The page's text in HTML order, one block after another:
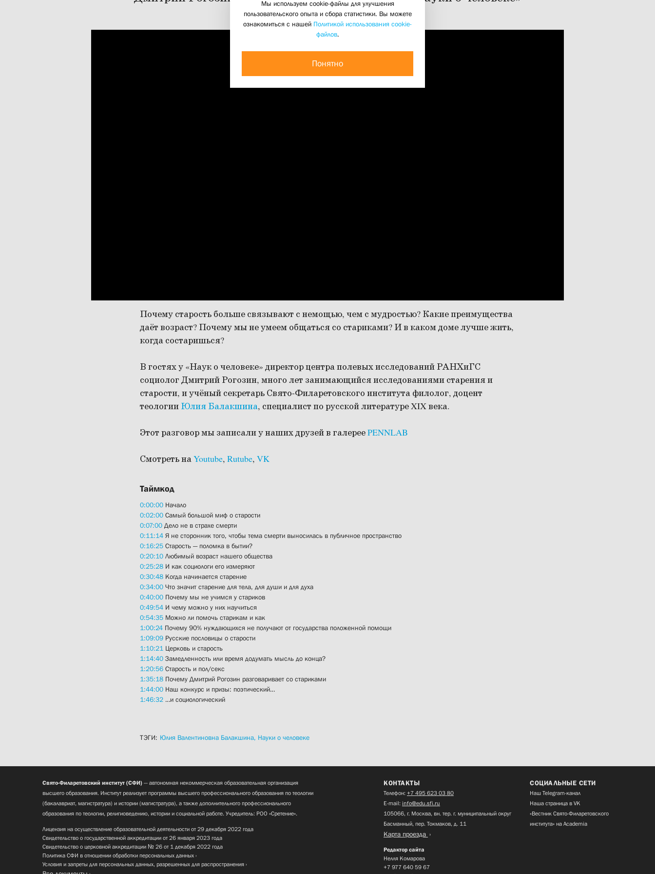
08 октября 2022
Почему старость больше связывают с немощью, чем с мудростью? Какие преимущества
даёт возраст? Почему мы не умеем общаться со стариками? И в каком доме лучше жить,
когда состаришься?
В гостях у «Наук о человеке» директор центра полевых исследований РАНХиГС
социолог Дмитрий Рогозин, много лет занимающийся исследованиями старения и
старости, и учёный секретарь Свято-Филаретовского института филолог, доцент
теологии Юлия Балакшина, специалист по русской литературе XIX века.
Этот разговор мы записали у наших друзей в галерееPENNLAB
Смотреть наYoutube, Rutube, VK
Таймкод
0:00:00 Начало
0:02:00 Самый большой миф о старости
0:07:00 Дело не в страхе смерти
0:11:14 Я не сторонник того, чтобы тема смерти выносилась в публичное пространство
0:16:25 Старость — поломка в бытии?
0:20:10 Любимый возраст нашего общества
0:25:28 И как социологи его измеряют
0:30:48 Когда начинается старение
0:34:00 Что значит старение для тела, для души и для духа
0:40:00 Почему мы не учимся у стариков
0:49:54 И чему можно у них научиться
0:54:35 Можно ли помочь старикам и как
1:00:24 Почему 90% нуждающихся не получают от государства положенной помощи
1:09:09 Русские пословицы о старости
1:10:21 Церковь и старость
1:14:40 Замедленность или время додумать мысль до конца?
1:20:56 Старость и пол/секс
1:35:18 Почему Дмитрий Рогозин разговаривает со стариками
1:44:00 Наш конкурс и призы: поэтический…
1:46:32 …и социологический
ТЭГИ: Юлия Валентиновна Балакшина, Науки о человеке
Мы используем cookie-файлы для улучшения
пользовательского опыта и сбора статистики. Вы можете
ознакомиться с нашей Политикой использования cookie-
файлов.
Понятно
Свято-Филаретовский институт (СФИ) — автономная некоммерческая образовательная организация
высшего образования. Институт реализует программы высшего профессионального образования по теологии
(бакалавриат, магистратура) и истории (магистратура), а также дополнительного профессионального
образования по теологии, религиоведению, истории и социальной работе. Учредитель: РОО «Сретение».
Лицензия на осуществление образовательной деятельности от 29 декабря 2022 года
Свидетельство о государственной аккредитации от 26 января 2023 года
Свидетельство о церковной аккредитации № 26 от 1 декабря 2022 года
Политика СФИ в отношении обработки персональных данных
Условия и запреты для персональных данных, разрешенных для распространения
КОНТАКТЫ
Телефон: +7 495 623 03 80
E-mail: info@edu.sfi.ru
105066, г. Москва, вн. тер. г. муниципальный округ
Басманный, пер. Токмаков, д. 11
Карта проезда
Редактор сайта
Нелля Комарова
+7 977 640 59 67
СОЦИАЛЬНЫЕ СЕТИ
Наш Telegram-канал
Наша страница в VK
«Вестник Свято-Филаретовского
института» на Academia